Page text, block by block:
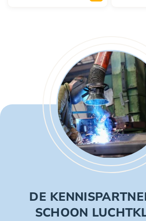
DE
SCHOON